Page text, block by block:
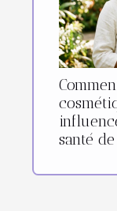
santé